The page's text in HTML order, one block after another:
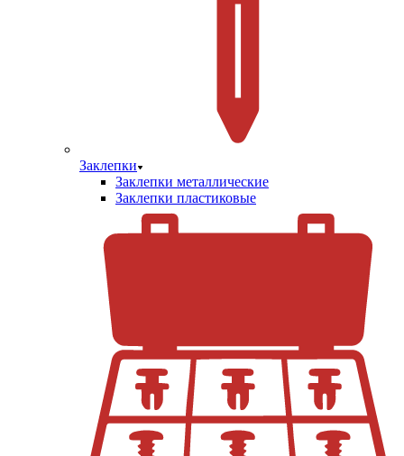
Заклепки
Заклепки металлические
Заклепки пластиковые